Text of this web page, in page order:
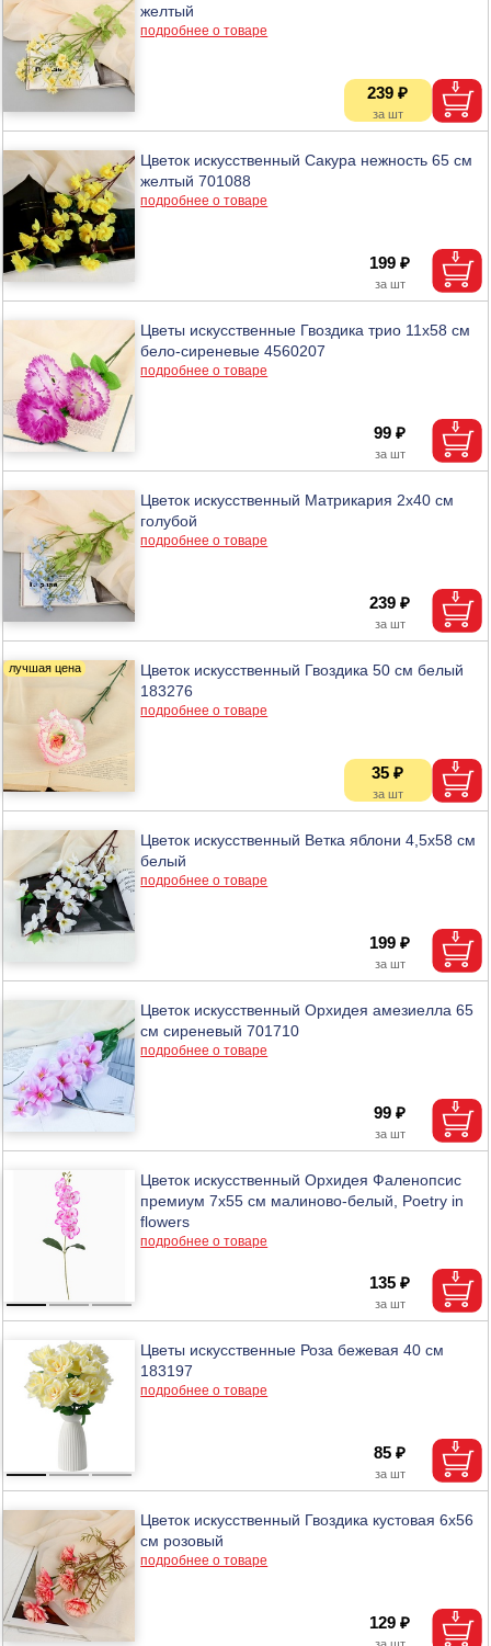
желтый
подробнее о товаре
239 ₽
Цветок искусственный Сакура нежность 65 см
желтый 701088
подробнее о товаре
199 ₽
Цветы искусственные Гвоздика трио 11х58 см
бело-сиреневые 4560207
подробнее о товаре
99 ₽
Цветок искусственный Матрикария 2х40 см
голубой
подробнее о товаре
239 ₽
Цветок искусственный Гвоздика 50 см белый
183276
подробнее о товаре
35 ₽
Цветок искусственный Ветка яблони 4,5х58 см
белый
подробнее о товаре
199 ₽
Цветок искусственный Орхидея амезиелла 65
см сиреневый 701710
подробнее о товаре
99 ₽
Цветок искусственный Орхидея Фаленопсис
премиум 7х55 см малиново-белый, Poetry in
flowers
подробнее о товаре
135 ₽
Цветы искусственные Роза бежевая 40 см
183197
подробнее о товаре
85 ₽
Цветок искусственный Гвоздика кустовая 6х56
см розовый
подробнее о товаре
129 ₽